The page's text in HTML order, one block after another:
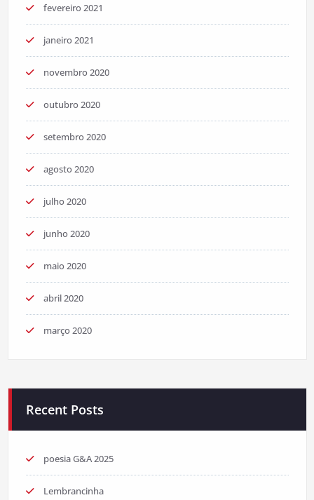
fevereiro 2021
janeiro 2021
novembro 2020
outubro 2020
setembro 2020
agosto 2020
julho 2020
junho 2020
maio 2020
abril 2020
março 2020
Recent Posts
poesia G&A 2025
Lembrancinha